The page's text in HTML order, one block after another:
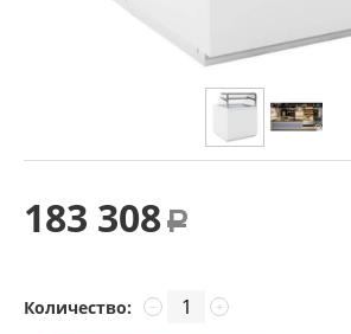
183 308 Р
Количество: +
−